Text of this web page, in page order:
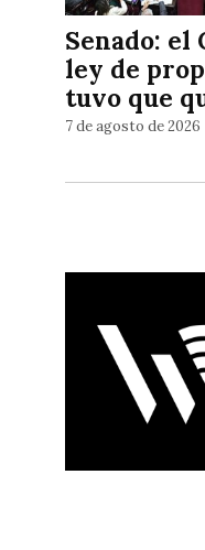
Senado: el
ley de
tuvo que
7 de agosto de 2026